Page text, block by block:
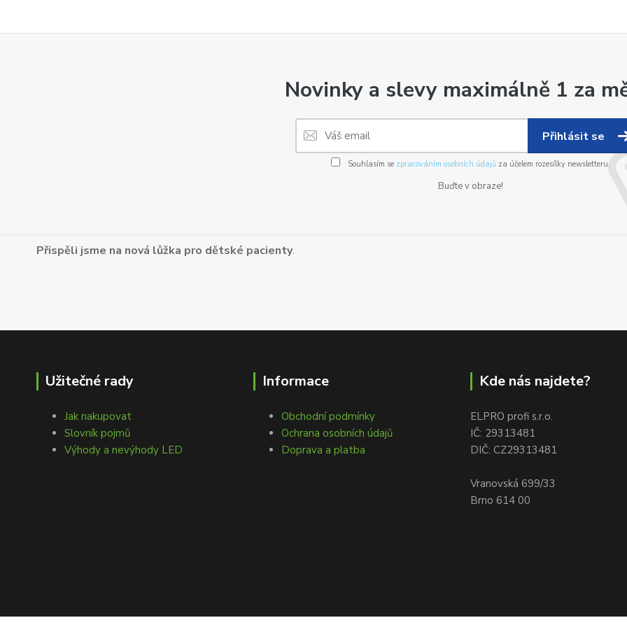
Novinky a slevy maximálně 1 za
Přihlásit se
Souhlasím se zpracováním osobních údajůza účelem rozesílky newsletteru.
Buďte v obraze!
Přispěli jsme na nová lůžka pro dětské pacienty.
Užitečné rady
Jak nakupovat
Slovník pojmů
Výhody a nevýhody LED
Informace
Obchodní podmínky
Ochrana osobních údajů
Doprava a platba
Kde nás najdete?
ELPRO profi s.r.o.
IČ: 29313481
DIČ: CZ29313481
Vranovská 699/33
Brno 614 00